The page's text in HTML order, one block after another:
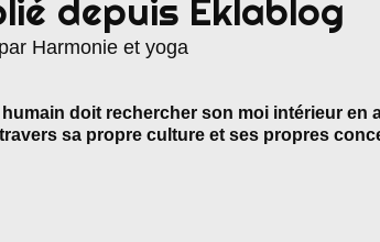
depuis Eklablog
Harmonie et yoga
doit rechercher son moi intérieur en
sa propre culture et ses propres